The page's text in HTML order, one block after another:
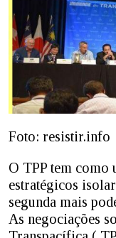
Foto: resistir.info
O TPP tem como
estratégicos
segunda mais
As negociações